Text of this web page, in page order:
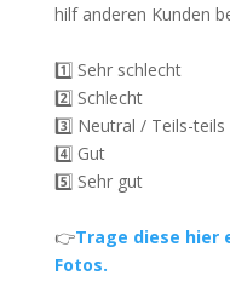
hilf anderen Kunden
1️⃣ Sehr schlecht
2️⃣ Schlecht
3️⃣ Neutral / Teils-teils
4️⃣ Gut
5️⃣ Sehr gut
👉Trage diese hier
Fotos.